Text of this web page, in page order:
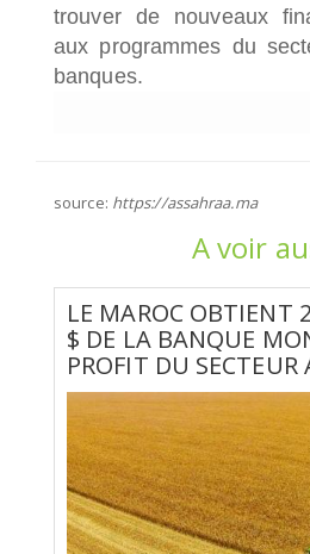
trouver de nouveaux
aux programmes du
banques.
source: https://assahraa.ma
A voir
LE MAROC OBTIENT
$ DE LA BANQUE
PROFIT DU SECTEUR